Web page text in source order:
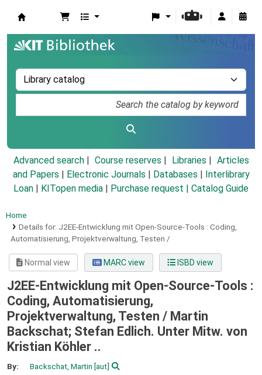
Advanced search Course reserves Libraries
Articles
and Papers
Electronic Journals Databases
Interlibrary
Loan
KITopen media Purchase request | Catalog Guide
Home
Details for: J2EE-Entwicklung mit Open-Source-Tools : Coding,
Automatisierung, Projektverwaltung, Testen /
Normal view MARC view ISBD view
J2EE-Entwicklung mit Open-Source-Tools :
Coding, Automatisierung,
Projektverwaltung, Testen / Martin
Backschat; Stefan Edlich. Unter Mitw. von
Kristian Köhler ..
By: Backschat, Martin [aut]